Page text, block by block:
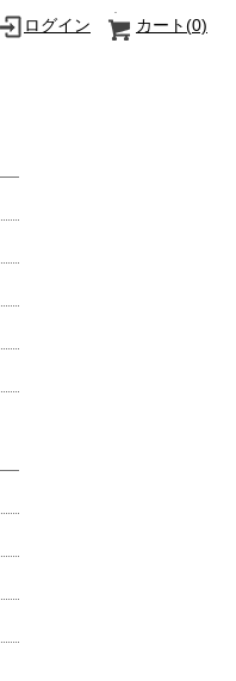
ログイン カート(0)